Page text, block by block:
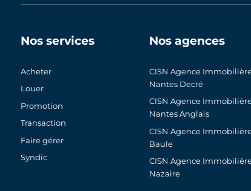
Nos services
Acheter
Louer
Promotion
Transaction
Faire gérer
Syndic
Nos agences
CISN Agence
Nantes Decré
CISN Agence
Nantes Anglais
CISN Agence
Baule
CISN Agence
Nazaire